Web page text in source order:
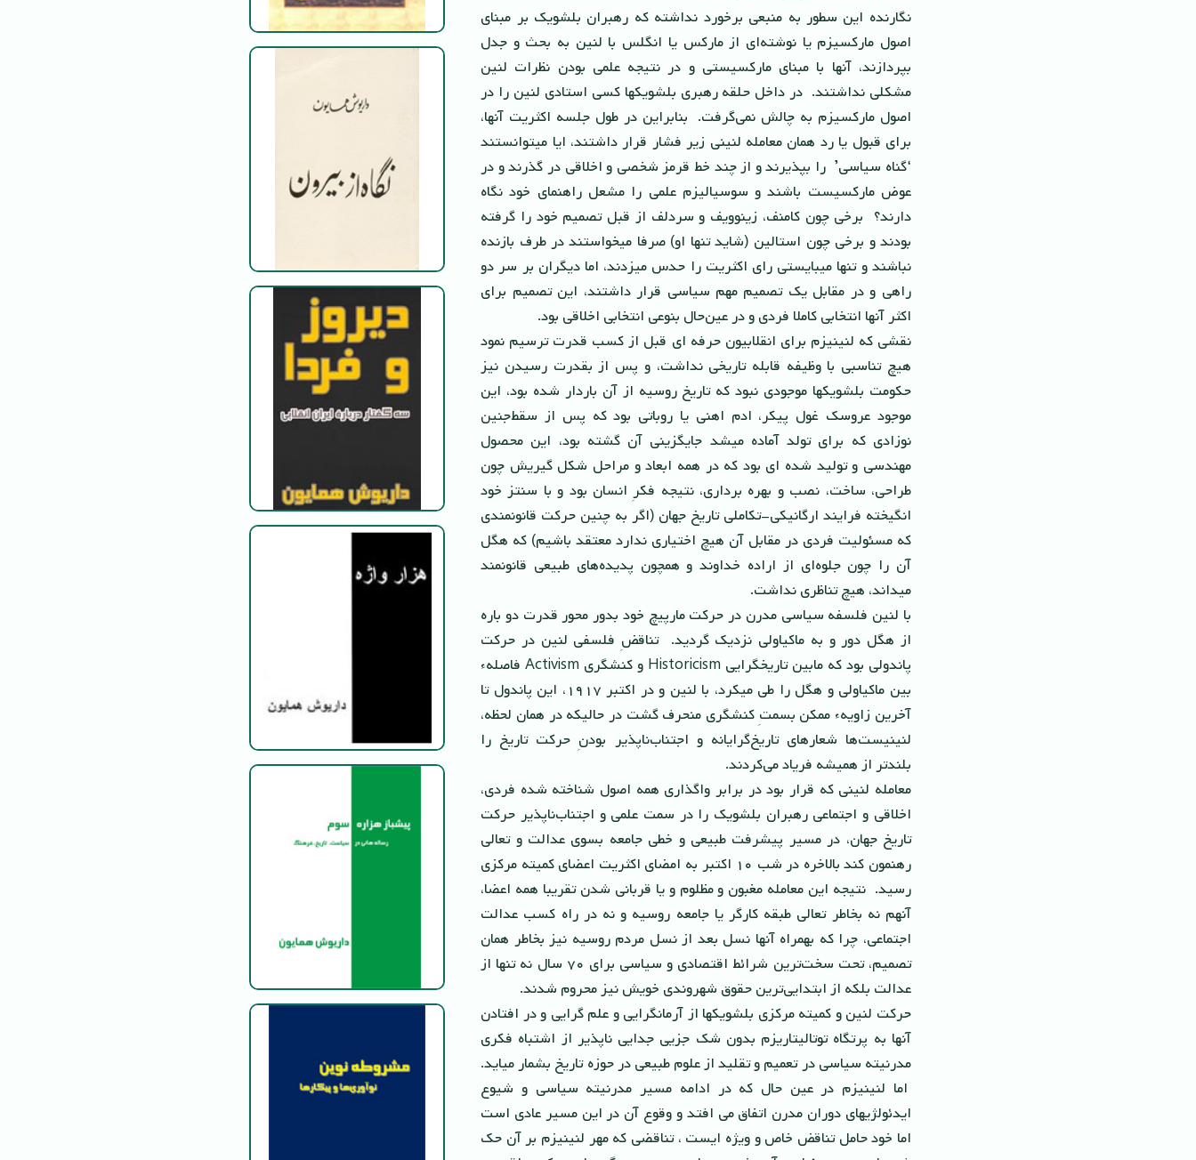
نگارنده این سطور به منبعى برخورد نداشته که رهبران بلشویک بر مبناى
اصول مارکسیزم یا نوشته‌اى از مارکس یا انگلس با لنین به بحث و جدل
بپردازند، آنها با مبناى مارکسیستى و در نتیجه علمى بودن نظرات لنین
مشکلى نداشتند. در داخل حلقه رهبری بلشویکها کسی استادی لنین را در
اصول مارکسیزم به چالش نمی‌گرفت. بنابراین در طول جلسه اکثریت آنها،
براى قبول یا رد همان معامله لنینى زیر فشار قرار داشتند، ایا میتوانستند
‘گناه سیاسى’ را بپذیرند و از چند خط قرمز شخصى و اخلاقى در گذرند و در
عوض مارکسیست باشند و سوسیالیزم علمى را مشعل راهنماى خود نگاه
دارند؟ برخى چون کامنف، زینوویف و سردلف از قبل تصمیم خود را گرفته
بودند و برخى چون استالین (شاید تنها او) صرفا میخواستند در طرف بازنده
نباشند و تنها میبایستى راى اکثریت را حدس میزدند، اما دیگران بر سر دو
راهى و در مقابل یک تصمیم مهم سیاسى قرار داشتند، این تصمیم براى
اکثر آنها انتخابى کاملا فردى و در عین‌حال بنوعی انتخابی اخلاقى بود.
نقشى که لنینیزم براى انقلابیون حرفه اى قبل از کسب قدرت ترسیم نمود
هیچ تناسبى با وظیفه قابله تاریخى نداشت، و پس از بقدرت رسیدن نیز
حکومت بلشویکها موجودى نبود که تاریخ روسیه از آن باردار شده بود، این
موجود عروسک غول پیکر، ادم اهنى یا روباتى بود که پس از سقط‌جنین
نوزادى که براى تولد آماده میشد جایگزینى آن گشته بود، این محصول
مهندسى و تولید شده اى بود که در همه ابعاد و مراحل شکل گیریش چون
طراحى، ساخت، نصب و بهره بردارى، نتیجه فکرِ انسان بود و با سنتز خود
انگیخته فرایند ارگانیکى-تکاملى تاریخ جهان (اگر به چنین حرکت قانونمندى
که مسئولیت فردى در مقابل آن هیچ اختیارى ندارد معتقد باشیم) که هگل
آن را چون جلوه‌اى از اراده خداوند و همچون پدیده‌هاى طبیعى قانونمند
میداند، هیچ تناظرى نداشت.
با لنین فلسفه سیاسى مدرن در حرکت مارپیچ خود بدور محور قدرت دو باره
از هگل دور و به ماکیاولى نزدیک گردید. تناقضِ فلسفى لنین در حرکت
پاندولی بود که مابین تاریخگرایی Historicism و کنشگری Activism فاصلهء
بین ماکیاولی و هگل را طی میکرد، با لنین و در اکتبر ١٩١٧، این پاندول تا
آخرین زاویهء ممکن بسمتِ کنشگری منحرف گشت در حالیکه در همان لحظه،
لنینیست‌ها شعارهای تاریخ‌گرایانه و اجتناب‌ناپذیر بودنِ حرکت تاریخ را
بلندتر از همیشه فریاد می‌کردند.
معامله لنینى که قرار بود در برابر واگذارى همه اصول شناخته شده فردى،
اخلاقى و اجتماعى رهبران بلشویک را در سمت علمى و اجتناب‌ناپذیر حرکت
تاریخ جهان، در مسیر پیشرفت طبیعى و خطى جامعه بسوى عدالت و تعالى
رهنمون کند بالاخره در شب ١٠ اکتبر به امضاى اکثریت اعضاى کمیته مرکزى
رسید. نتیجه این معامله مغبون و مظلوم و یا قربانى شدن تقریبا همه اعضا،
آنهم نه بخاطر تعالى طبقه کارگر یا جامعه روسیه و نه در راه کسب عدالت
اجتماعى، چرا که بهمراه آنها نسل بعد از نسل مردم روسیه نیز بخاطر همان
تصمیم، تحت سخت‌ترین شرائط اقتصادى و سیاسى براى ٧٠ سال نه تنها از
عدالت بلکه از ابتدایى‌ترین حقوق شهروندى خویش نیز محروم شدند.
حرکت لنین و کمیته مرکزى بلشویکها از آرمانگرایى و علم گرایى و در افتادن
آنها به پرتگاه توتالیتاریزم بدون شک جزیى جدایى ناپذیر از اشتباه فکرى
مدرنیته سیاسى در تعمیم و تقلید از علوم طبیعى در حوزه تاریخ بشمار میاید.
اما لنینیزم در عین حال که در ادامه مسیر مدرنیته سیاسى و شیوع
ایدئولژیهاى دوران مدرن اتفاق مى افتد و وقوع آن در این مسیر عادى است
اما خود حامل تناقض خاص و ویژه ایست ، تناقضى که مهر لنینیزم بر آن حک